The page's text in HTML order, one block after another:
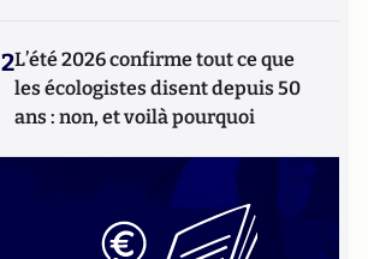
2L’été 2026 confirme tout ce que
les écologistes disent depuis 50
ans : non, et voilà pourquoi